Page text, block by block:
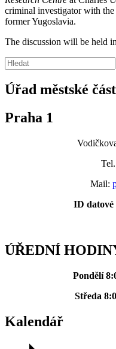
criminal investigator with
former Yugoslavia.
The discussion will be held
Vyhledávání:
Úřad městské
Praha 1
Mail:
ID datové
ÚŘEDNÍ
Pondělí
Středa
Kalendář